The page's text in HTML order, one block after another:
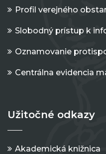
Profil verejného
Slobodný prístup k
Oznamovanie
Centrálna evidencia
Užitočné odkazy
Akademická knižnica